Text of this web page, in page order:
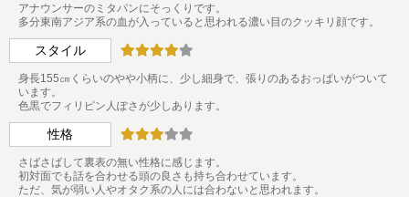
アナウンサーのミタパンにそっくりです。
多分東南アジア系の血が入っていると思われる濃い目のクッキリ顔です。
スタイル
身長155㎝くらいのやや小柄に、少し細身で、張りのあるおっぱいがついて
います。
色黒でフィリピン人ぽさが少しあります。
性格
さばさばして裏表の無い性格に感じます。
初対面でも話を合わせる頭の良さも持ち合わせています。
ただ、気が弱い人やオタク系の人には合わないと思われます。